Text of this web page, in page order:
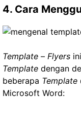
4. Cara
Template – Flyers
Template dengan
beberapa Template
Microsoft Word: